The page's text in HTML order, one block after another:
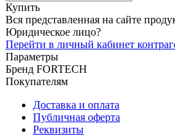
Купить
Вся представленная на сайте
Юридическое лицо?
Перейти в личный кабинет
Параметры
Бренд FORTECH
Покупателям
Доставка и оплата
Публичная оферта
Реквизиты